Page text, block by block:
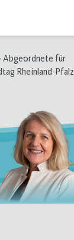
Abgeordnete für
Rheinland-Pfalz